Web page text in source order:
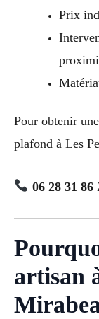
Prix
Pour obtenir
plafond à Les
06 28 31 86
artisan